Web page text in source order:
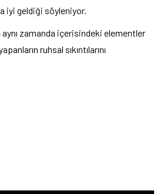
iyi geldiği söyleniyor.
aynı zamanda içerisindeki elementler
ruhsal sıkıntılarını